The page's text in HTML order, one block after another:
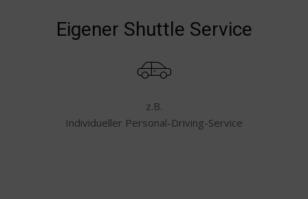
Eigener Shuttle Service
z.B.
Individueller Personal-Driving-Service